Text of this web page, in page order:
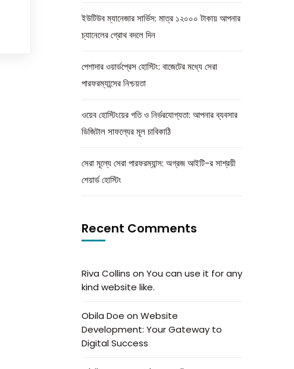
ইউটিউব ম্যানেজার সার্ভিস: মাত্র ১২০০০ টাকায় আপনার
চ্যানেলের গ্রোথ বদলে দিন
পেশাদার ওয়ার্ডপ্রেস হোস্টিং: বাজেটের মধ্যে সেরা
পারফরম্যান্সের নিশ্চয়তা
ওয়েব হোস্টিংয়ের গতি ও নির্ভরযোগ্যতা: আপনার ব্যবসার
ডিজিটাল সাফল্যের মূল চাবিকাঠি
সেরা মূল্যে সেরা পারফরম্যান্স: অগ্রজ আইটি-র সাশ্রয়ী
শেয়ার্ড হোস্টিং
Recent Comments
Riva Collins on You can use it for any
kind website like.
Obila Doe on Website
Development: Your Gateway to
Digital Success